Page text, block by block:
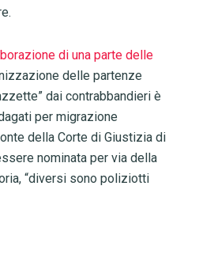
di una parte delle
delle partenze
dai contrabbandieriè
per migrazione
della Corte di Giustizia di
nominata per via della
“diversi sono poliziotti